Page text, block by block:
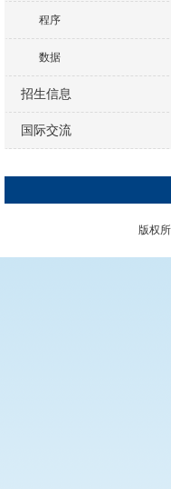
程序
数据
招生信息
国际交流
版权